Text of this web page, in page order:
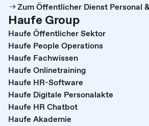
Zum Öffentlicher Dienst Personal
Haufe Group
Haufe Öffentlicher Sektor
Haufe People Operations
Haufe Fachwissen
Haufe Onlinetraining
Haufe HR-Software
Haufe Digitale Personalakte
Haufe HR Chatbot
Haufe Akademie